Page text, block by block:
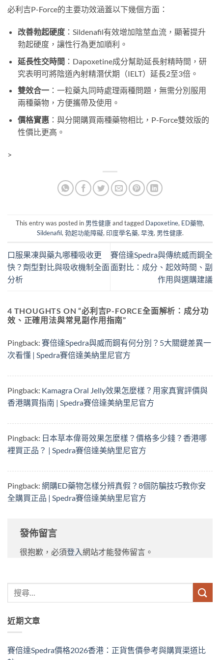
必利吉P-Force的主要功效涵蓋以下幾個方面：
改善勃起硬度：Sildenafil有效增加陰莖血流，顯著提升
勃起硬度，讓性行為更加順利。
延長性交時間 ：Dapoxetine成分幫助延長射精時間，研
究表明可將陰道內射精潛伏期（IELT）延長2至3倍。
雙效合一：一粒藥丸同時處理兩種問題，無需分別服用
兩種藥物，方便攜帶及使用。
價格實惠：與分開購買兩種藥物相比，P-Force雙效版的
性價比更高。
>
This entry was posted in 男性健康and tagged Dapoxetine, ED藥物,
Sildenafil, 勃起功能障礙, 印度學名藥, 早洩, 男性健康.
口服果凍與藥丸哪種吸收更
快？劑型對比與吸收機制全面
分析
賽倍達Spedra與傳統威而鋼全
面對比：成分、起效時間、副
作用與選購建議
4 THOUGHTS ON “必利吉P-FORCE全面解析：成分功
效、正確用法與常見副作用指南”
Pingback: 賽倍達Spedra與威而鋼有何分別？5大關鍵差異一
次看懂 | Spedra賽倍達美納里尼官方
Pingback: Kamagra Oral Jelly效果怎麼樣？用家真實評價與
香港購買指南 | Spedra賽倍達美納里尼官方
Pingback: 日本草本偉哥效果怎麼樣？價格多少錢？香港哪
裡買正品？ | Spedra賽倍達美納里尼官方
Pingback: 網購ED藥物怎樣分辨真假？8個防騙技巧教你安
全購買正品 | Spedra賽倍達美納里尼官方
發佈留言
很抱歉，必須登入 網站才能發佈留言。
近期文章
賽倍達Spedra價格2026香港：正貨售價參考與購買渠道比